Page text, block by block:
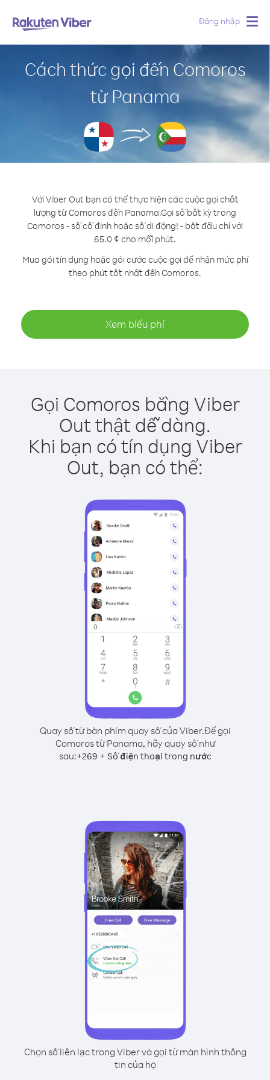
Đăng nhập
Cách thức gọi đến Comoros
từ Panama
Với Viber Out bạn có thể thực hiện các cuộc gọi chất
lượng từ Comoros đến Panama.Gọi số bất kỳ trong
Comoros - số cố định hoặc số di động! - bắt đầu chỉ với
65.0 ¢ cho mỗi phút.
Mua gói tín dụng hoặc gói cước cuộc gọi để nhận mức phí
theo phút tốt nhất đến Comoros.
Xem biểu phí
Gọi Comoros bằng Viber
Out thật dễ dàng.
Khi bạn có tín dụng Viber
Out, bạn có thể:
Quay số từ bàn phím quay số của Viber.Để gọi
Comoros từ Panama, hãy quay số như
sau:+269 + Số điện thoại trong nước
Chọn số liên lạc trong Viber và gọi từ màn hình thông
tin của họ